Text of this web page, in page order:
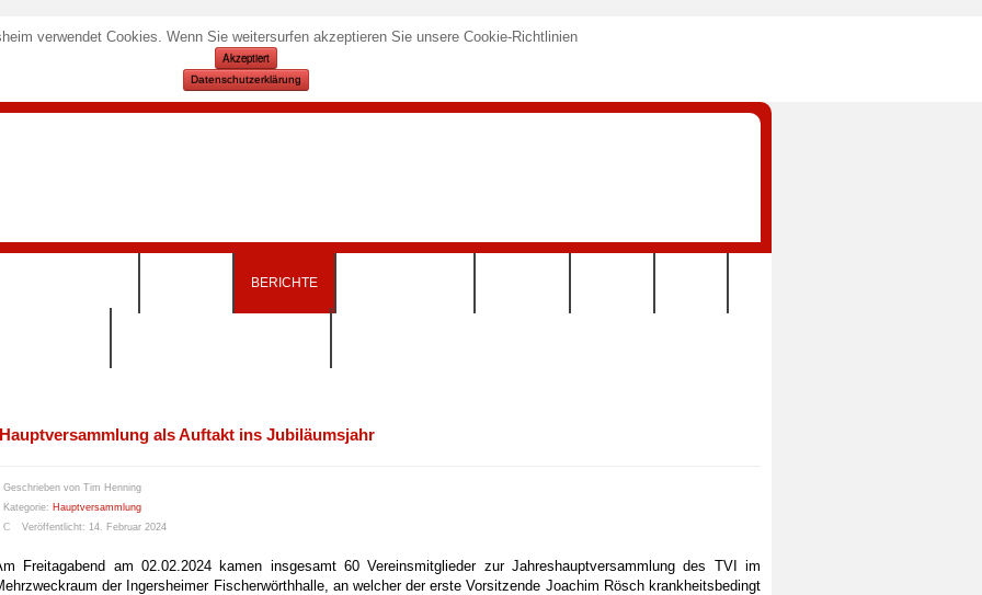
verwendet Cookies. Wenn Sie weitersurfen akzeptieren Sie unsere Cookie-Richtlinien
Akzeptiert
Datenschutzerklärung
BERICHTE
Hauptversammlung als Auftakt ins Jubiläumsjahr
Geschrieben von Tim Henning
Kategorie: Hauptversammlung
Veröffentlicht: 14. Februar 2024
Freitagabend am 02.02.2024 kamen insgesamt 60 Vereinsmitglieder zur Jahreshauptversammlung des TVI im
der Ingersheimer Fischerwörthhalle, an welcher der erste Vorsitzende Joachim Rösch krankheitsbedingt